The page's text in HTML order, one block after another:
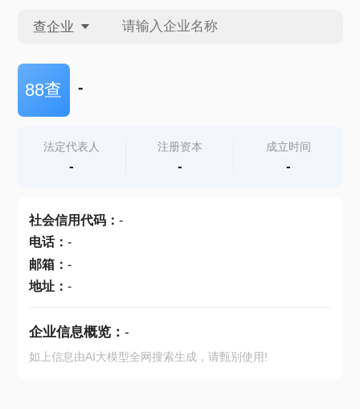
查企业
查企业
查产地
88查 -
法定代表人
-
注册资本
-
成立时间
-
社会信用代码： -
电话： -
邮箱： -
地址： -
企业信息概览： -
如上信息由AI大模型全网搜索生成，请甄别使用!